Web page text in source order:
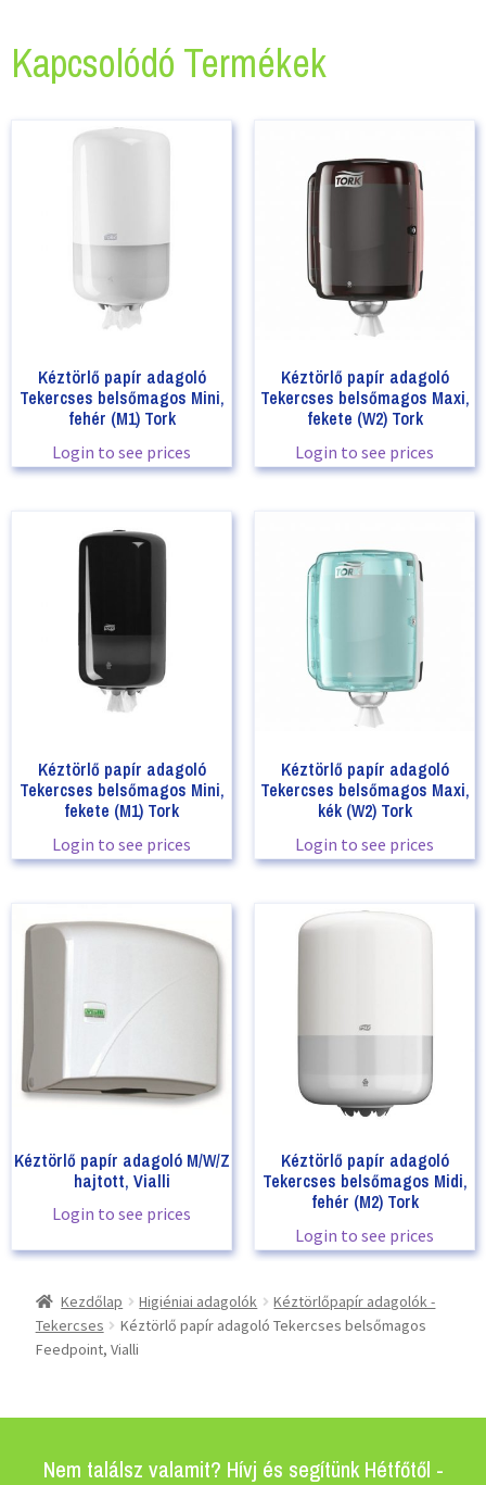
Kapcsolódó Termékek
Kéztörlő papír adagoló
Tekercses belsőmagos Mini,
fehér (M1) Tork
Login to see prices
Kéztörlő papír adagoló
Tekercses belsőmagos Maxi,
fekete (W2) Tork
Login to see prices
Kéztörlő papír adagoló
Tekercses belsőmagos Mini,
fekete (M1) Tork
Login to see prices
Kéztörlő papír adagoló
Tekercses belsőmagos Maxi,
kék (W2) Tork
Login to see prices
Kéztörlő papír adagoló M/W/Z
hajtott, Vialli
Login to see prices
Kéztörlő papír adagoló
Tekercses belsőmagos Midi,
fehér (M2) Tork
Login to see prices
Kezdőlap Higiéniai adagolók
Kéztörlőpapír adagolók -
Tekercses
Kéztörlő papír adagoló Tekercses belsőmagos
Feedpoint, Vialli
Nem találsz valamit? Hívj és segítünk Hétfőtől -